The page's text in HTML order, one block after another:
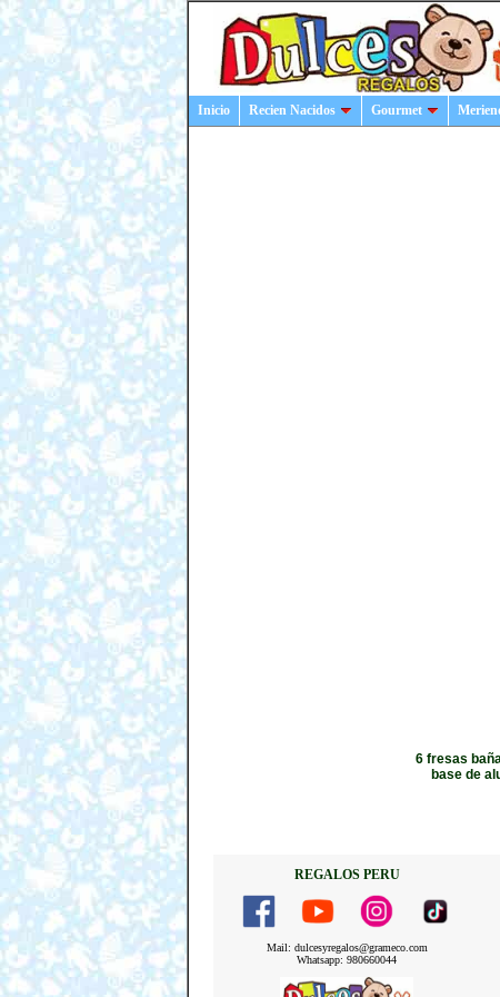
Inicio Recien Nacidos Gourmet
6 fresas
base de
REGALOS PERU
Mail: dulcesyregalos@grameco.com
Whatsapp: 980660044